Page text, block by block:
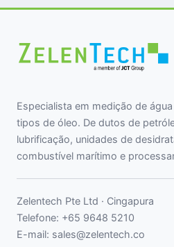
Especialista em medição de
tipos de óleo. De dutos de
lubrificação, unidades de
combustível marítimo e
Zelentech Pte Ltd · Cingapura
Telefone: +65 9648 5210
E-mail: sales@zelentech.co